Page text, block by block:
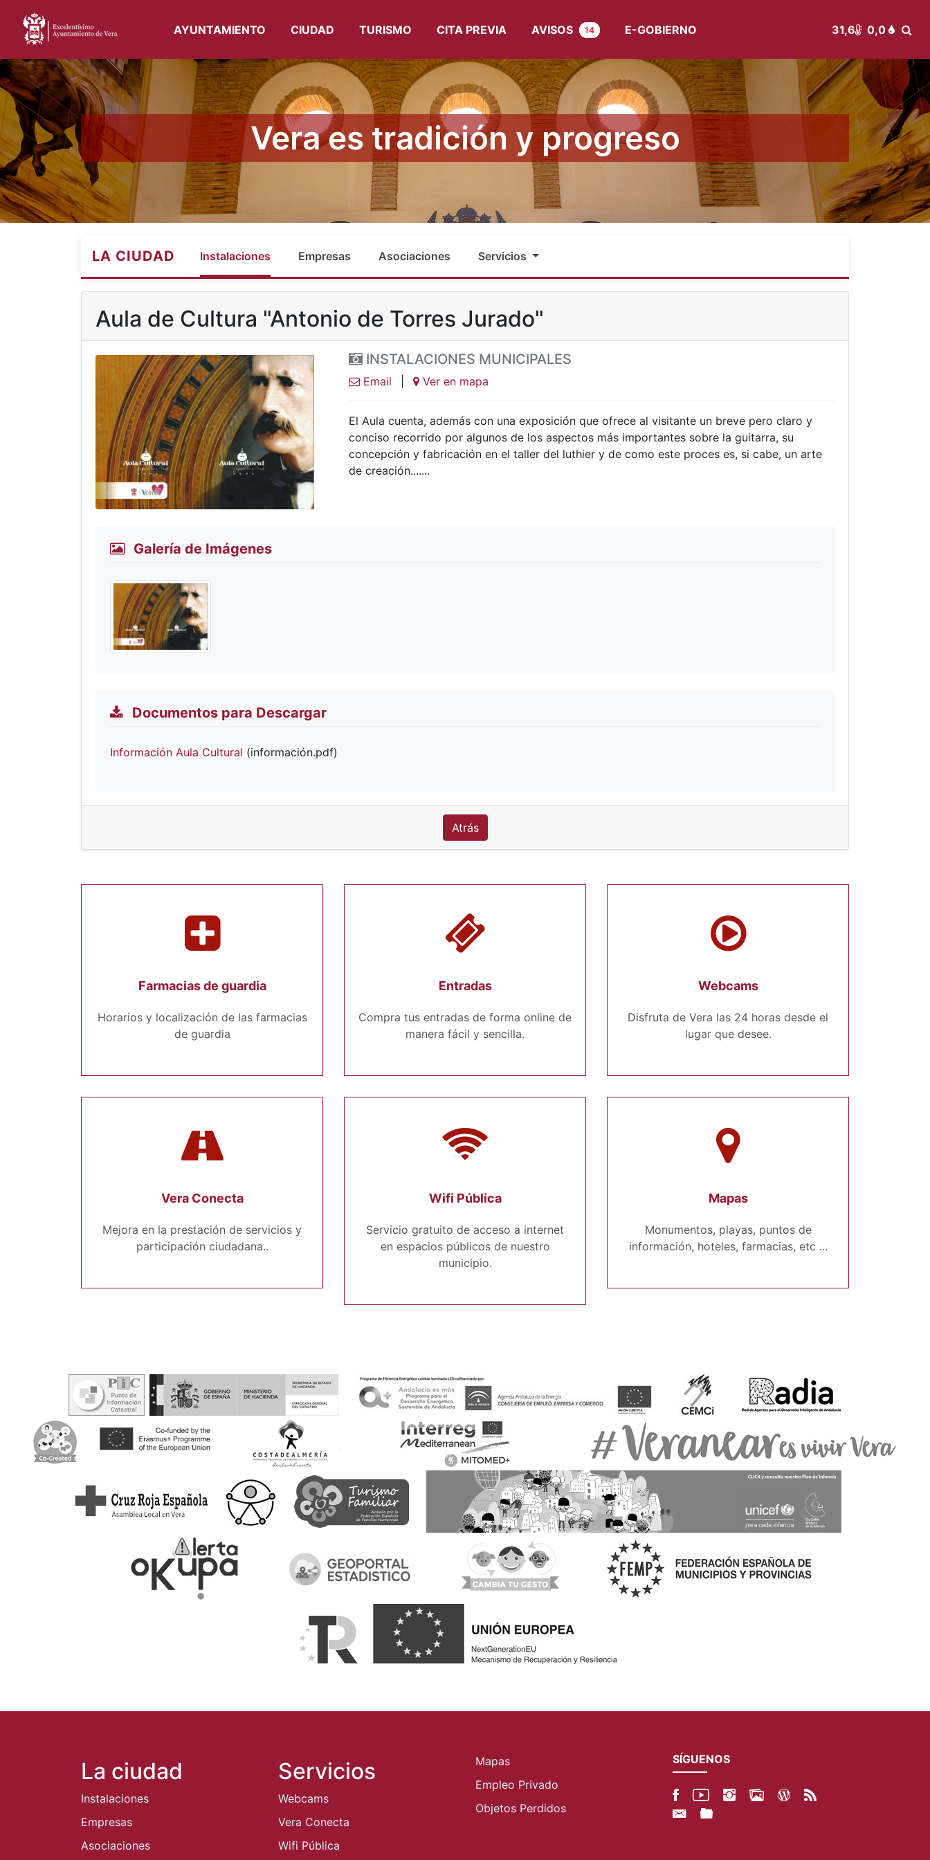
AYUNTAMIENTO CIUDAD TURISMO CITA PREVIA AVISOS 14 E-GOBIERNO 31,6 0,0
Vera es tradición y progreso
LA CIUDAD Instalaciones Empresas Asociaciones Servicios
Aula de Cultura "Antonio de Torres Jurado"
INSTALACIONES MUNICIPALES
Email Ver en mapa
El Aula cuenta, además con una exposición que ofrece al visitante un breve pero claro y
conciso recorrido por algunos de los aspectos más importantes sobre la guitarra, su
concepción y fabricación en el taller del luthier y de como este proces es, si cabe, un arte
de creación.......
Galería de Imágenes
Documentos para Descargar
Información Aula Cultural (información.pdf)
Atrás
Farmacias de guardia
Horarios y localización de las farmacias
de guardia
Entradas
Compra tus entradas de forma online de
manera fácil y sencilla.
Webcams
Disfruta de Vera las 24 horas desde el
lugar que desee.
Vera Conecta
Mejora en la prestación de servicios y
participación ciudadana..
Wifi Pública
Servicio gratuito de acceso a internet
en espacios públicos de nuestro
municipio.
Mapas
Monumentos, playas, puntos de
información, hoteles, farmacias, etc ...
La ciudad
Instalaciones
Empresas
Asociaciones
Servicios
Webcams
Vera Conecta
Wifi Pública
Mapas
Empleo Privado
Objetos Perdidos
SÍGUENOS